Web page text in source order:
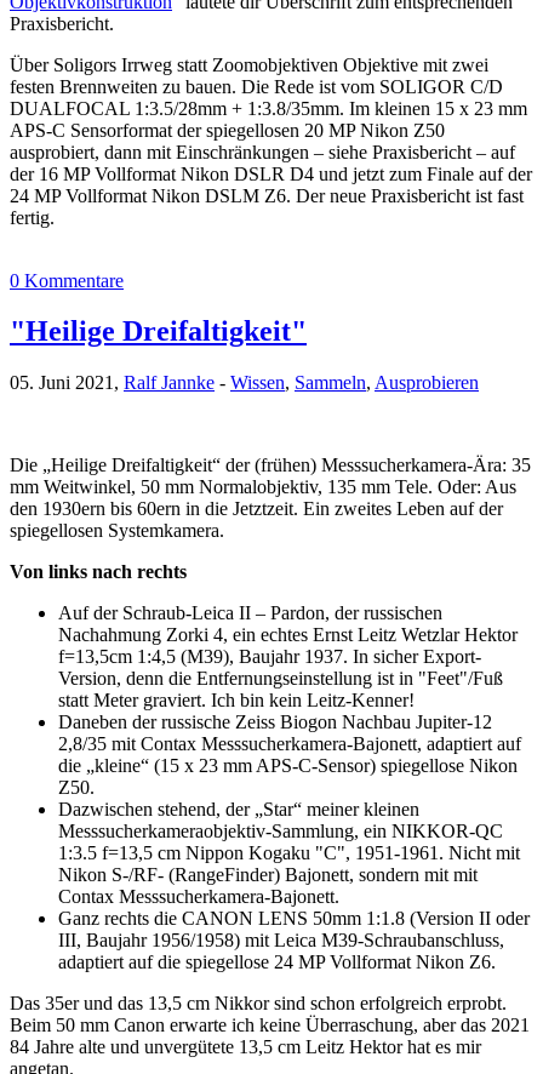
Praxisbericht.
Über Soligors Irrweg statt Zoomobjektiven Objektive mit zwei
festen Brennweiten zu bauen. Die Rede ist vom SOLIGOR C/D
DUALFOCAL 1:3.5/28mm + 1:3.8/35mm. Im kleinen 15 x 23 mm
APS-C Sensorformat der spiegellosen 20 MP Nikon Z50
ausprobiert, dann mit Einschränkungen – siehe Praxisbericht – auf
der 16 MP Vollformat Nikon DSLR D4 und jetzt zum Finale auf der
24 MP Vollformat Nikon DSLM Z6. Der neue Praxisbericht ist fast
fertig.
0 Kommentare
"Heilige Dreifaltigkeit"
05. Juni 2021, Ralf Jannke - Wissen, Sammeln, Ausprobieren
Die „Heilige Dreifaltigkeit“ der (frühen) Messsucherkamera-Ära: 35
mm Weitwinkel, 50 mm Normalobjektiv, 135 mm Tele. Oder: Aus
den 1930ern bis 60ern in die Jetztzeit. Ein zweites Leben auf der
spiegellosen Systemkamera.
Von links nach rechts
Auf der Schraub-Leica II – Pardon, der russischen
Nachahmung Zorki 4, ein echtes Ernst Leitz Wetzlar Hektor
f=13,5cm 1:4,5 (M39), Baujahr 1937. In sicher Export-
Version, denn die Entfernungseinstellung ist in "Feet"/Fuß
statt Meter graviert. Ich bin kein Leitz-Kenner!
Daneben der russische Zeiss Biogon Nachbau Jupiter-12
2,8/35 mit Contax Messsucherkamera-Bajonett, adaptiert auf
die „kleine“ (15 x 23 mm APS-C-Sensor) spiegellose Nikon
Z50.
Dazwischen stehend, der „Star“ meiner kleinen
Messsucherkameraobjektiv-Sammlung, ein NIKKOR-QC
1:3.5 f=13,5 cm Nippon Kogaku "C", 1951-1961. Nicht mit
Nikon S-/RF- (RangeFinder) Bajonett, sondern mit mit
Contax Messsucherkamera-Bajonett.
Ganz rechts die CANON LENS 50mm 1:1.8 (Version II oder
III, Baujahr 1956/1958) mit Leica M39-Schraubanschluss,
adaptiert auf die spiegellose 24 MP Vollformat Nikon Z6.
Das 35er und das 13,5 cm Nikkor sind schon erfolgreich erprobt.
Beim 50 mm Canon erwarte ich keine Überraschung, aber das 2021
84 Jahre alte und unvergütete 13,5 cm Leitz Hektor hat es mir
angetan.